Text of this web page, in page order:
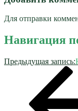
Для отправки
Навигация
Предыдущая запись: